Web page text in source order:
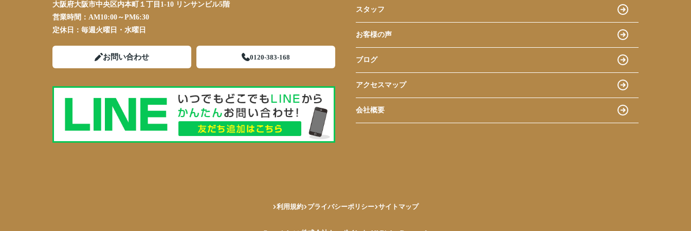
大阪府大阪市中央区内本町１丁目1-10 リンサンビル5階
営業時間： AM10:00～PM6:30
定休日： 毎週火曜日・水曜日
お問い合わせ 0120-383-168
スタッフ
お客様の声
ブログ
アクセスマップ
会社概要
利用規約 プライバシーポリシー サイトマップ